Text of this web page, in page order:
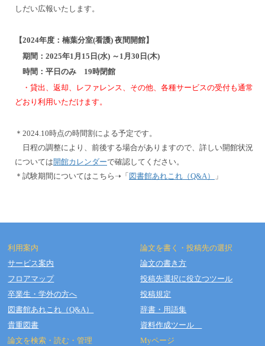
しだい広報いたします。
【2024年度：楠葉分室(看護) 夜間開館】
期間：2025年1月15日(水) ～1月30日(木)
時間：平日のみ 19時閉館
・貸出、返却、レファレンス、その他、各種サービスの受付も通常
どおり利用いただけます。
＊2024.10時点の時間割による予定です。
日程の調整により、前後する場合がありますので、詳しい開館状況
については開館カレンダーで確認してください。
＊試験期間についてはこちら➝「 図書館あれこれ（Q&A） 」
利用案内
サービス案内
フロアマップ
卒業生・学外の方へ
図書館あれこれ（Q&A）
貴重図書
論文を検索・読む・管理
論文を書く・投稿先の選択
論文の書き方
投稿先選択に役立つツール
投稿規定
辞書・用語集
資料作成ツール
Myページ
Copyright © OSAKA DENTAL UNIVERSITY LIBRARY All Rights Reserved.